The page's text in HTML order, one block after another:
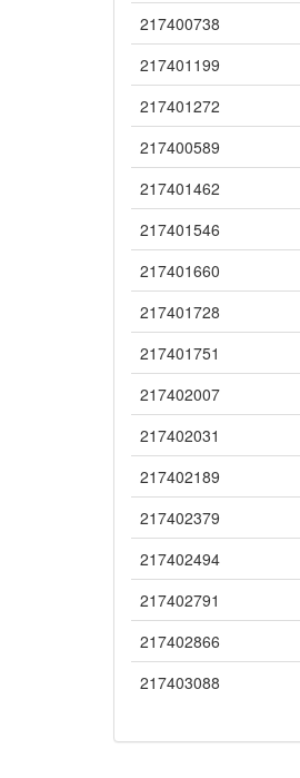
217400738
217401199
217401272
217400589
217401462
217401546
217401660
217401728
217401751
217402007
217402031
217402189
217402379
217402494
217402791
217402866
217403088